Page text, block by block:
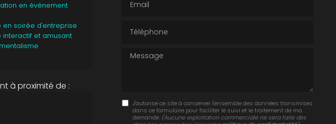
en événement
en soirée d'entreprise
interactif et amusant
à proximité de :
Message
J'autorise ce site à conserver l'ensemble des données transmises
dans ce formulaire pour faciliter le suivi et le traitement de ma
demande. (Aucune exploitation commerciale ne sera faite des